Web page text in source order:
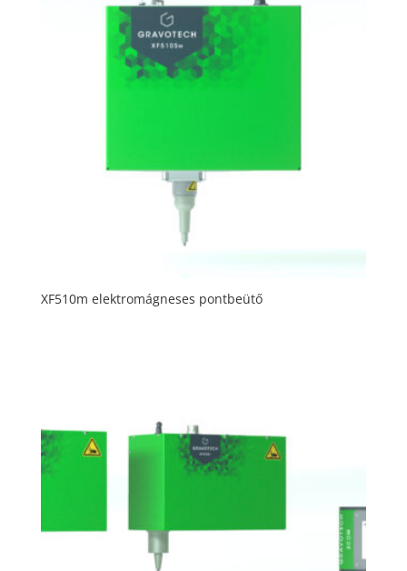
XF510m elektromágneses pontbeütő